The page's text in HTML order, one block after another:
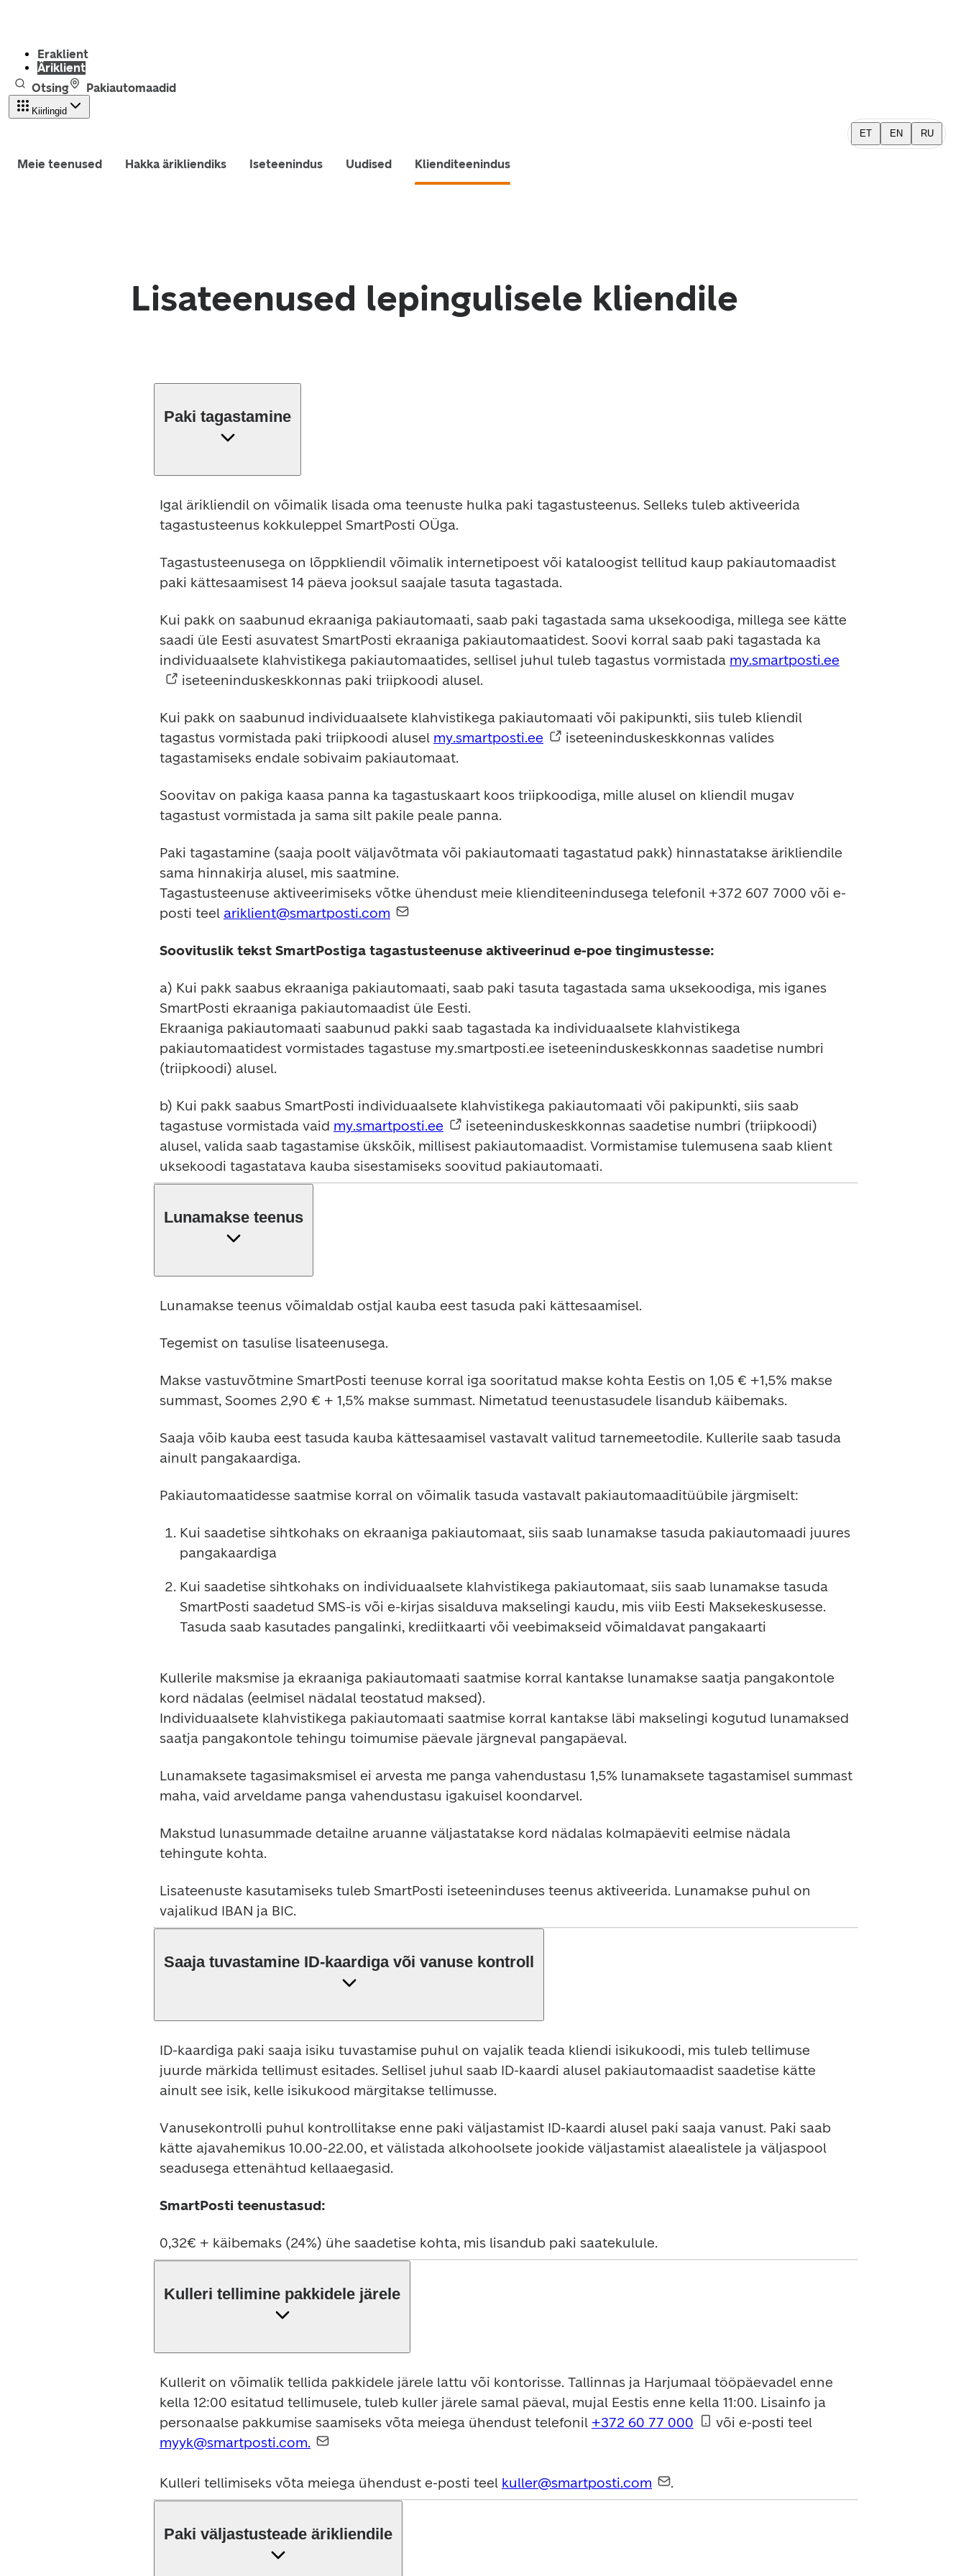
Eraklient
Äriklient
Otsing
Pakiautomaadid
Kiirlingid
ET EN RU
Meie teenused Hakka ärikliendiks Iseteenindus Uudised Klienditeenindus
Lisateenused lepingulisele kliendile
Paki tagastamine
Igal ärikliendil on võimalik lisada oma teenuste hulka paki tagastusteenus. Selleks tuleb aktiveerida
tagastusteenus kokkuleppel SmartPosti OÜga.
Tagastusteenusega on lõppkliendil võimalik internetipoest või kataloogist tellitud kaup pakiautomaadist
paki kättesaamisest 14 päeva jooksul saajale tasuta tagastada.
Kui pakk on saabunud ekraaniga pakiautomaati, saab paki tagastada sama uksekoodiga, millega see kätte
saadi üle Eesti asuvatest SmartPosti ekraaniga pakiautomaatidest. Soovi korral saab paki tagastada ka
individuaalsete klahvistikega pakiautomaatides, sellisel juhul tuleb tagastus vormistada my.smartposti.ee
iseteeninduskeskkonnas paki triipkoodi alusel.
Kui pakk on saabunud individuaalsete klahvistikega pakiautomaati või pakipunkti, siis tuleb kliendil
tagastus vormistada paki triipkoodi alusel my.smartposti.ee
iseteeninduskeskkonnas valides
tagastamiseks endale sobivaim pakiautomaat.
Soovitav on pakiga kaasa panna ka tagastuskaart koos triipkoodiga, mille alusel on kliendil mugav
tagastust vormistada ja sama silt pakile peale panna.
Paki tagastamine (saaja poolt väljavõtmata või pakiautomaati tagastatud pakk) hinnastatakse ärikliendile
sama hinnakirja alusel, mis saatmine.
Tagastusteenuse aktiveerimiseks võtke ühendust meie klienditeenindusega telefonil +372 607 7000 või e-
posti teel ariklient@smartposti.com
Soovituslik tekst SmartPostiga tagastusteenuse aktiveerinud e-poe tingimustesse:
a) Kui pakk saabus ekraaniga pakiautomaati, saab paki tasuta tagastada sama uksekoodiga, mis iganes
SmartPosti ekraaniga pakiautomaadist üle Eesti.
Ekraaniga pakiautomaati saabunud pakki saab tagastada ka individuaalsete klahvistikega
pakiautomaatidest vormistades tagastuse my.smartposti.ee iseteeninduskeskkonnas saadetise numbri
(triipkoodi) alusel.
b) Kui pakk saabus SmartPosti individuaalsete klahvistikega pakiautomaati või pakipunkti, siis saab
tagastuse vormistada vaid my.smartposti.ee
iseteeninduskeskkonnas saadetise numbri (triipkoodi)
alusel, valida saab tagastamise ükskõik, millisest pakiautomaadist. Vormistamise tulemusena saab klient
uksekoodi tagastatava kauba sisestamiseks soovitud pakiautomaati.
Lunamakse teenus
Lunamakse teenus võimaldab ostjal kauba eest tasuda paki kättesaamisel.
Tegemist on tasulise lisateenusega.
Makse vastuvõtmine SmartPosti teenuse korral iga sooritatud makse kohta Eestis on 1,05 € +1,5% makse
summast, Soomes 2,90 € + 1,5% makse summast. Nimetatud teenustasudele lisandub käibemaks.
Saaja võib kauba eest tasuda kauba kättesaamisel vastavalt valitud tarnemeetodile. Kullerile saab tasuda
ainult pangakaardiga.
Pakiautomaatidesse saatmise korral on võimalik tasuda vastavalt pakiautomaaditüübile järgmiselt:
Kui saadetise sihtkohaks on ekraaniga pakiautomaat, siis saab lunamakse tasuda pakiautomaadi juures
pangakaardiga
Kui saadetise sihtkohaks on individuaalsete klahvistikega pakiautomaat, siis saab lunamakse tasuda
SmartPosti saadetud SMS-is või e-kirjas sisalduva makselingi kaudu, mis viib Eesti Maksekeskusesse.
Tasuda saab kasutades pangalinki, krediitkaarti või veebimakseid võimaldavat pangakaarti
Kullerile maksmise ja ekraaniga pakiautomaati saatmise korral kantakse lunamakse saatja pangakontole
kord nädalas (eelmisel nädalal teostatud maksed).
Individuaalsete klahvistikega pakiautomaati saatmise korral kantakse läbi makselingi kogutud lunamaksed
saatja pangakontole tehingu toimumise päevale järgneval pangapäeval.
Lunamaksete tagasimaksmisel ei arvesta me panga vahendustasu 1,5% lunamaksete tagastamisel summast
maha, vaid arveldame panga vahendustasu igakuisel koondarvel.
Makstud lunasummade detailne aruanne väljastatakse kord nädalas kolmapäeviti eelmise nädala
tehingute kohta.
Lisateenuste kasutamiseks tuleb SmartPosti iseteeninduses teenus aktiveerida. Lunamakse puhul on
vajalikud IBAN ja BIC.
Saaja tuvastamine ID-kaardiga või vanuse kontroll
ID-kaardiga paki saaja isiku tuvastamise puhul on vajalik teada kliendi isikukoodi, mis tuleb tellimuse
juurde märkida tellimust esitades. Sellisel juhul saab ID-kaardi alusel pakiautomaadist saadetise kätte
ainult see isik, kelle isikukood märgitakse tellimusse.
Vanusekontrolli puhul kontrollitakse enne paki väljastamist ID-kaardi alusel paki saaja vanust. Paki saab
kätte ajavahemikus 10.00-22.00, et välistada alkohoolsete jookide väljastamist alaealistele ja väljaspool
seadusega ettenähtud kellaaegasid.
SmartPosti teenustasud:
0,32€ + käibemaks (24%) ühe saadetise kohta, mis lisandub paki saatekulule.
Kulleri tellimine pakkidele järele
Kullerit on võimalik tellida pakkidele järele lattu või kontorisse. Tallinnas ja Harjumaal tööpäevadel enne
kella 12:00 esitatud tellimusele, tuleb kuller järele samal päeval, mujal Eestis enne kella 11:00. Lisainfo ja
personaalse pakkumise saamiseks võta meiega ühendust telefonil +372 60 77 000
või e-posti teel
myyk@smartposti.com.
Kulleri tellimiseks võta meiega ühendust e-posti teel kuller@smartposti.com .
Paki väljastusteade ärikliendile